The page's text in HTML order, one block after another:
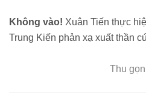
Không vào! Xuân Tiến thực
Trung Kiến phản xạ xuất thần
Thu gọn